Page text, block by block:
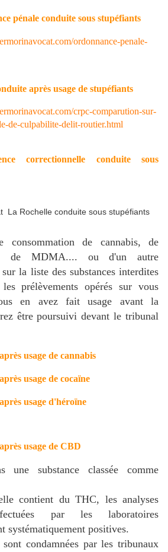
pénale conduite sous stupéfiants
ordonnance-penale-
après usage de stupéfiants
crpc-comparution-sur-
de-culpabilite-delit-routier.html
correctionnelle conduite sous
consommation de cannabis, de
de MDMA.... ou d'un autre
la liste des substances interdites
prélèvements opérés sur vous
en avez fait usage avant la
être poursuivi devant le tribunal
usage de cannabis
usage de cocaïne
usage d'héroïne
usage de CBD
substance classée comme
contient du THC, les analyses
par les laboratoires
systématiquement positives.
condamnées par les tribunaux